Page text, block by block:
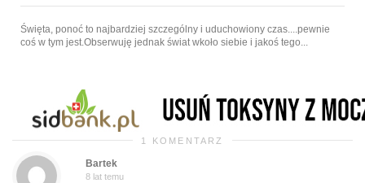
Święta, ponoć to najbardziej szczególny i uduchowiony czas....pewnie
coś w tym jest.Obserwuję jednak świat wkoło siebie i jakoś tego...
1 KOMENTARZ
Bartek
8 lat temu